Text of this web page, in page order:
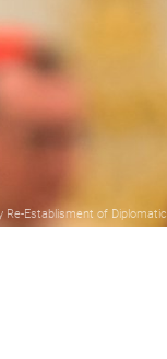
Establisment of